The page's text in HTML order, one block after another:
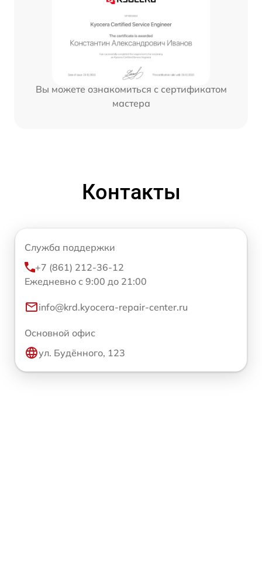
Вы можете ознакомиться с сертификатом
мастера
Контакты
Служба поддержки
+7 (861) 212-36-12
Ежедневно с 9:00 до 21:00
info@krd.kyocera-repair-center.ru
Основной офис
ул. Будённого, 123